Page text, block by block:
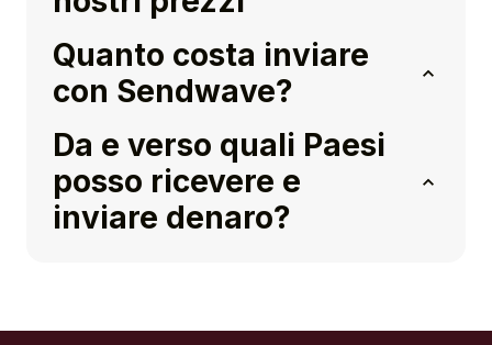
Quanto costa inviare
con Sendwave?
Da e verso quali Paesi
posso ricevere e
inviare denaro?